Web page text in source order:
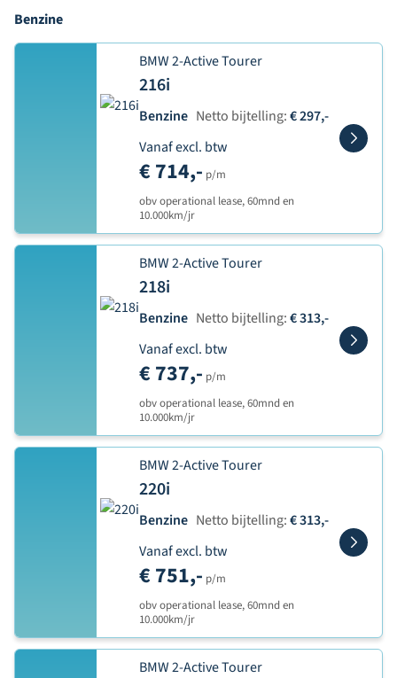
Benzine
BMW 2-Active Tourer
216i
Benzine Netto bijtelling:€ 297,-
Vanaf excl. btw
€ 714,- p/m
obv operational lease, 60mnd en
10.000km/jr
BMW 2-Active Tourer
218i
Benzine Netto bijtelling:€ 313,-
Vanaf excl. btw
€ 737,- p/m
obv operational lease, 60mnd en
10.000km/jr
BMW 2-Active Tourer
220i
Benzine Netto bijtelling:€ 313,-
Vanaf excl. btw
€ 751,- p/m
obv operational lease, 60mnd en
10.000km/jr
BMW 2-Active Tourer